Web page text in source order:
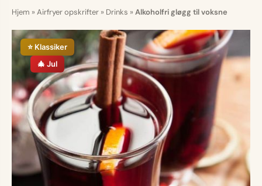
Hjem » Airfryer opskrifter » Drinks » Alkoholfri gløgg til voksne
⭐ Klassiker
🎄 Jul